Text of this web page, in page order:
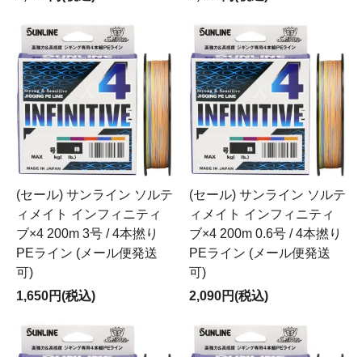
(セール) サンライン ソルテ
ィメイト インフィニティ
ブ×4 200m 3号 / 4本撚り
PEライン (メール便発送
可)
1,650円(税込)
(セール) サンライン ソルテ
ィメイト インフィニティ
ブ×4 200m 0.6号 / 4本撚り
PEライン (メール便発送
可)
2,090円(税込)